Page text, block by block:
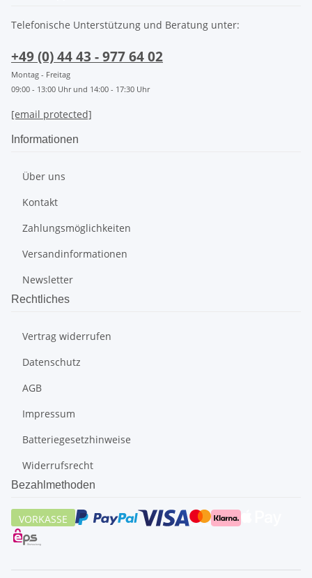
Telefonische Unterstützung und Beratung unter:
+49 (0) 44 43 - 977 64 02
Montag - Freitag
09:00 - 13:00 Uhr und 14:00 - 17:30 Uhr
[email protected]
Informationen
Über uns
Kontakt
Zahlungsmöglichkeiten
Versandinformationen
Newsletter
Rechtliches
Vertrag widerrufen
Datenschutz
AGB
Impressum
Batteriegesetzhinweise
Widerrufsrecht
Bezahlmethoden
VORKASSE